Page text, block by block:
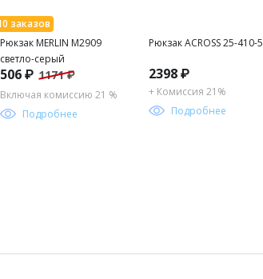
Рюкзак MERLIN M2909
светло-серый
506 ₽ 1171 ₽
Включая комиссию 21 %
Подробнее
Рюкзак ACROSS 25-410-5
2398₽
+ Комиссия 21%
Подробнее